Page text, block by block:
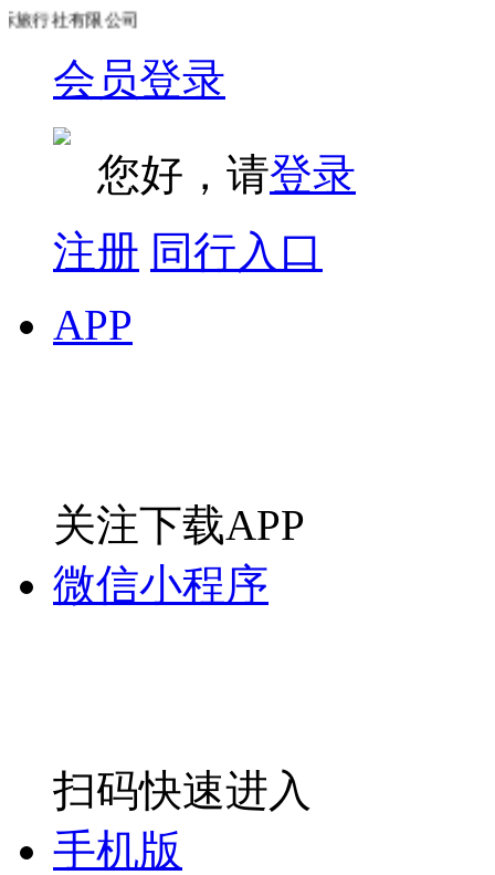
行社有限公司
会员登录
您好，请登录
注册 同行入口
APP
关注下载APP
微信小程序
扫码快速进入
手机版